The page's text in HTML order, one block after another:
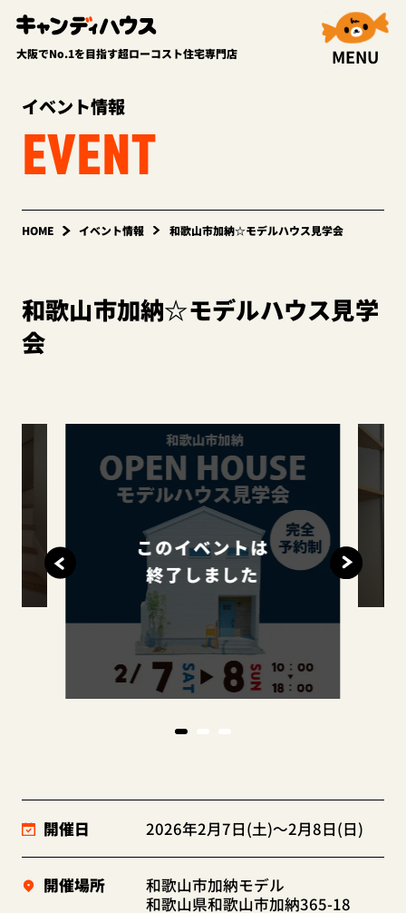
大阪でNo.1を目指す超ローコスト住宅専門店 MENU
イベント情報
EVENT
HOME イベント情報 和歌山市加納☆モデルハウス見学会
和歌山市加納☆モデルハウス見学
会
このイベントは
終了しました
開催日 2026年2月7日(土)～2月8日(日)
開催場所
和歌山市加納モデル
和歌山県和歌山市加納365-18